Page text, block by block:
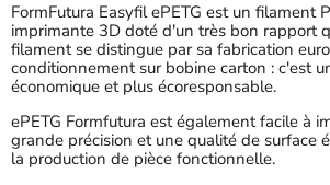
FormFutura Easyfil ePETG est un filament
imprimante 3D doté d'un très bon rapport
filament se distingue par sa fabrication
conditionnement sur bobine carton : c'est
économique et plus écoresponsable.
ePETG Formfutura est également facile à
grande précision et une qualité de surface
la production de pièce fonctionnelle.